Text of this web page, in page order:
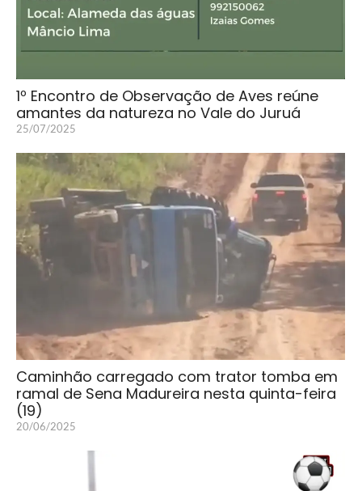
1º Encontro de Observação de Aves reúne
amantes da natureza no Vale do Juruá
25/07/2025
Caminhão carregado com trator tomba em
ramal de Sena Madureira nesta quinta-feira
(19)
20/06/2025